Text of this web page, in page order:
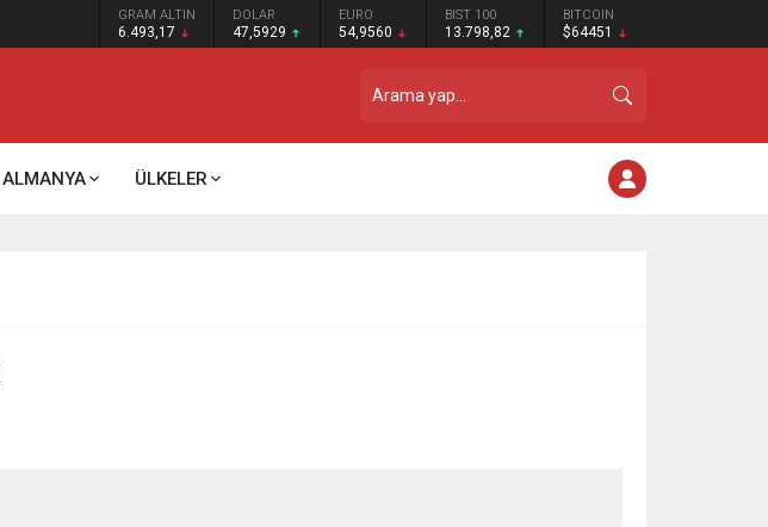
GRAM ALTIN
6.493,17
DOLAR
47,5929
EURO
54,9560
BIST 100
13.798,82
BITCOIN
$64451
ALMANYA ÜLKELER